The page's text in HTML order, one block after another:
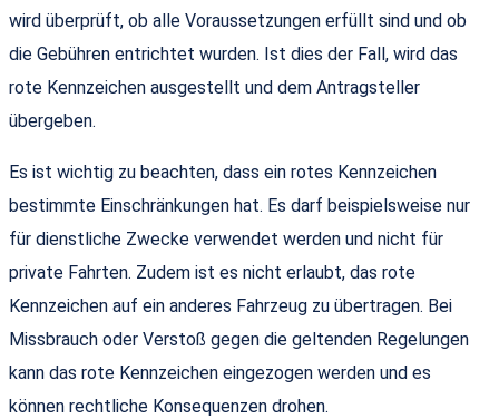
wird überprüft, ob alle Voraussetzungen erfüllt sind und ob
die Gebühren entrichtet wurden. Ist dies der Fall, wird das
rote Kennzeichen ausgestellt und dem Antragsteller
übergeben.
Es ist wichtig zu beachten, dass ein rotes Kennzeichen
bestimmte Einschränkungen hat. Es darf beispielsweise nur
für dienstliche Zwecke verwendet werden und nicht für
private Fahrten. Zudem ist es nicht erlaubt, das rote
Kennzeichen auf ein anderes Fahrzeug zu übertragen. Bei
Missbrauch oder Verstoß gegen die geltenden Regelungen
kann das rote Kennzeichen eingezogen werden und es
können rechtliche Konsequenzen drohen.